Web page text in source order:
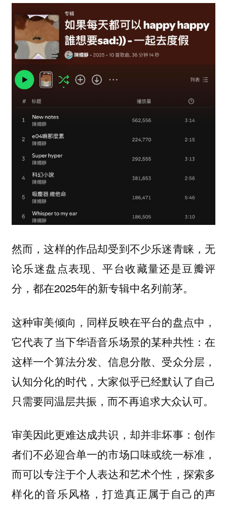
然而，这样的作品却受到不少乐迷青睐，无
论乐迷盘点表现、平台收藏量还是豆瓣评
分，都在2025年的新专辑中名列前茅。
这种审美倾向，同样反映在平台的盘点中，
它代表了当下华语音乐场景的某种共性：在
这样一个算法分发、信息分散、受众分层，
认知分化的时代，大家似乎已经默认了自己
只需要同温层共振，而不再追求大众认可。
审美因此更难达成共识，却并非坏事：创作
者们不必迎合单一的市场口味或统一标准，
而可以专注于个人表达和艺术个性，探索多
样化的音乐风格，打造真正属于自己的声